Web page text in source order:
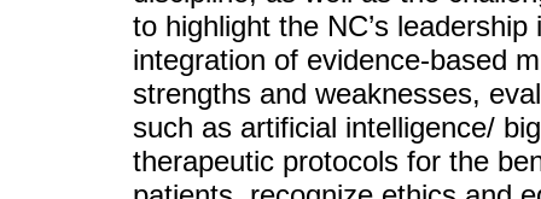
to highlight the NC’s
integration of evidence-based
strengths and weaknesses,
such as artificial intelligence/
therapeutic protocols for the